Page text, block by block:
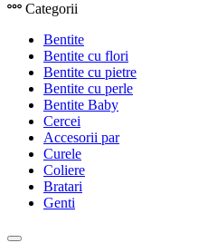
Categorii
Bentite
Bentite cu flori
Bentite cu pietre
Bentite cu perle
Bentite Baby
Cercei
Accesorii par
Curele
Coliere
Bratari
Genti